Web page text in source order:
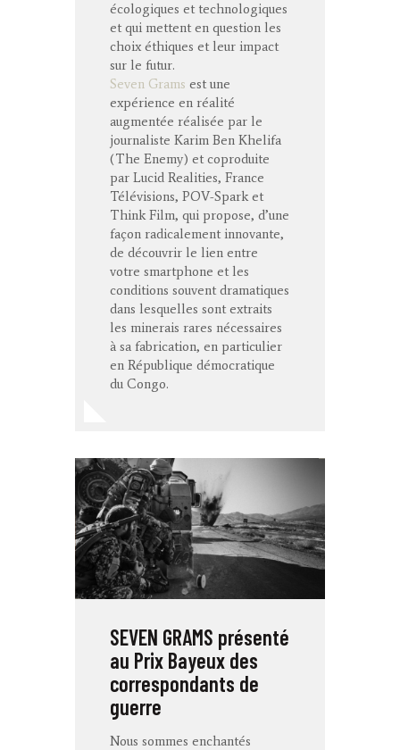
écologiques et technologiques
et qui mettent en question les
choix éthiques et leur impact
sur le futur.
Seven Grams est une
expérience en réalité
augmentée réalisée par le
journaliste Karim Ben Khelifa
(The Enemy) et coproduite
par Lucid Realities, France
Télévisions, POV-Spark et
Think Film, qui propose, d’une
façon radicalement innovante,
de découvrir le lien entre
votre smartphone et les
conditions souvent dramatiques
dans lesquelles sont extraits
les minerais rares nécessaires
à sa fabrication, en particulier
en République démocratique
du Congo.
SEVEN GRAMS présenté
au Prix Bayeux des
correspondants de
guerre
Nous sommes enchantés